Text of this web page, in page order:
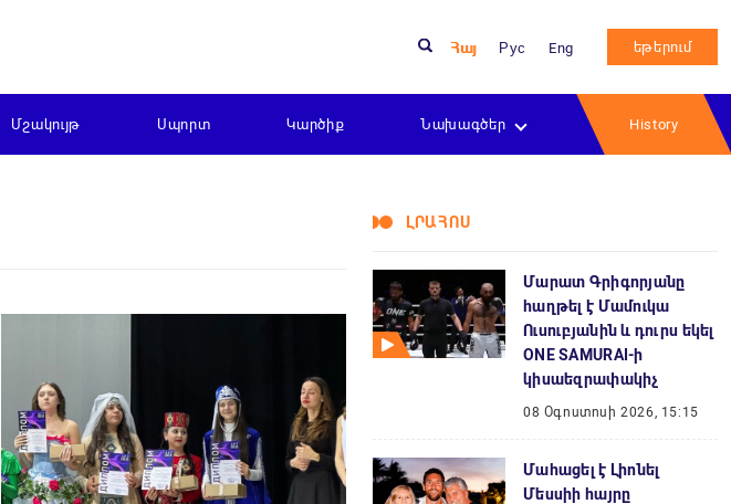
Հայ Рус Eng եթերում
Մշակույթ Սպորտ Կարծիք Նախագծեր History
ԼՐԱՀՈՍ
Մարատ Գրիգորյանը
հաղթել է Մամուկա
Ուսուբյանին և դուրս եկել
ONE SAMURAI-ի
կիսաեզրափակիչ
08 Օգոստոսի 2026, 15:15
Մահացել է Լիոնել
Մեսսիի հայրը